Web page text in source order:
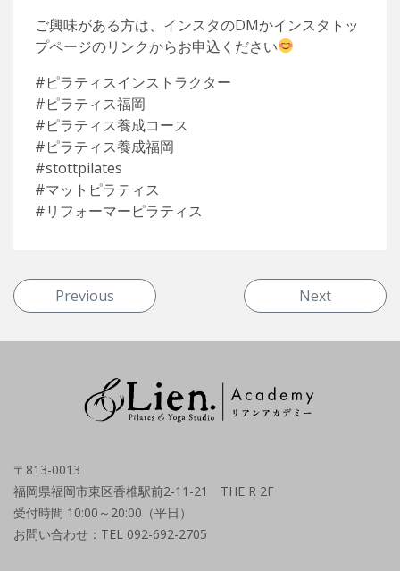
ご興味がある方は、インスタのDMかインスタトッ
プページのリンクからお申込ください
#ピラティスインストラクター
#ピラティス福岡
#ピラティス養成コース
#ピラティス養成福岡
#stottpilates
#マットピラティス
#リフォーマーピラティス
投稿ナビゲーション
Previous Next
〒813-0013
福岡県福岡市東区香椎駅前2-11-21 THE R 2F
受付時間 10:00～20:00（平日）
お問い合わせ：TEL 092-692-2705